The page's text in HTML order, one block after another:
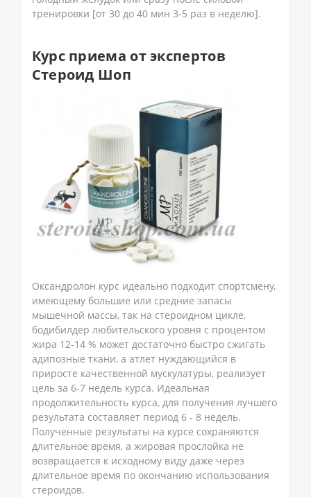
тренировки [от 30 до 40 мин 3-5 раз в неделю].
Курс приема от экспертов
Стероид Шоп
Оксандролон курс идеально подходит спортсмену,
имеющему большие или средние запасы
мышечной массы, так на стероидном цикле,
бодибилдер любительского уровня с процентом
жира 12-14 % может достаточно быстро сжигать
адипозные ткани, а атлет нуждающийся в
приросте качественной мускулатуры, реализует
цель за 6-7 недель курса. Идеальная
продолжительность курса, для получения лучшего
результата составляет период 6 - 8 недель.
Полученные результаты на курсе сохраняются
длительное время, а жировая прослойка не
возвращается к исходному виду даже через
длительное время по окончанию использования
стероидов.